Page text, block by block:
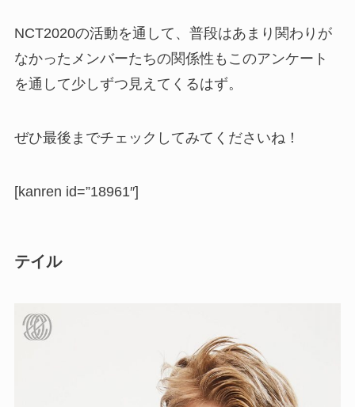
NCT2020の活動を通して、普段はあまり関わりが
なかったメンバーたちの関係性もこのアンケート
を通して少しずつ見えてくるはず。
ぜひ最後までチェックしてみてくださいね！
[kanren id=”18961″]
テイル